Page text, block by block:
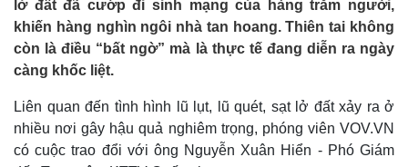
lở đất đã cướp đi sinh mạng của hàng trăm người,
khiến hàng nghìn ngôi nhà tan hoang. Thiên tai không
còn là điều “bất ngờ” mà là thực tế đang diễn ra ngày
càng khốc liệt.
Liên quan đến tình hình lũ lụt, lũ quét, sạt lở đất xảy ra ở
nhiều nơi gây hậu quả nghiêm trọng, phóng viên VOV.VN
có cuộc trao đổi với ông Nguyễn Xuân Hiển - Phó Giám